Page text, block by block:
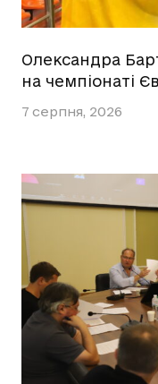
Олександра
на чемпіонаті
7 серпня, 2026